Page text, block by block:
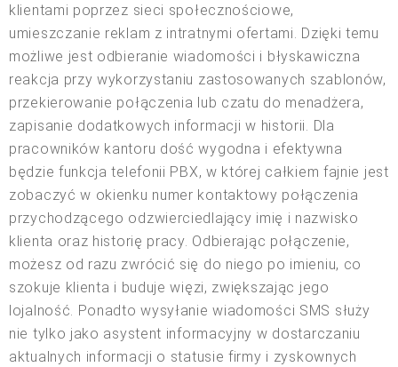
klientami poprzez sieci społecznościowe,
umieszczanie reklam z intratnymi ofertami. Dzięki temu
możliwe jest odbieranie wiadomości i błyskawiczna
reakcja przy wykorzystaniu zastosowanych szablonów,
przekierowanie połączenia lub czatu do menadżera,
zapisanie dodatkowych informacji w historii. Dla
pracowników kantoru dość wygodna i efektywna
będzie funkcja telefonii PBX, w której całkiem fajnie jest
zobaczyć w okienku numer kontaktowy połączenia
przychodzącego odzwierciedlający imię i nazwisko
klienta oraz historię pracy. Odbierając połączenie,
możesz od razu zwrócić się do niego po imieniu, co
szokuje klienta i buduje więzi, zwiększając jego
lojalność. Ponadto wysyłanie wiadomości SMS służy
nie tylko jako asystent informacyjny w dostarczaniu
aktualnych informacji o statusie firmy i zyskownych